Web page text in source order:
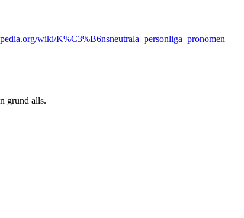
wiki/K%C3%B6nsneutrala_personliga_pronomen
grund alls.